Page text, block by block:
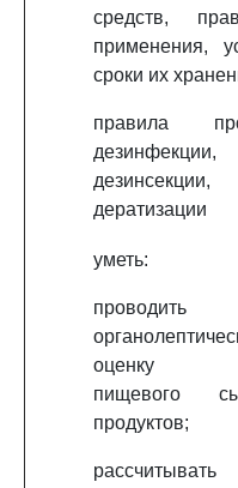
средств,
применения,
сроки их
правила
дезинфекции,
дезинсекции,
дератизации
уметь:
проводить
оценку
пищевого
продуктов;
рассчитывать